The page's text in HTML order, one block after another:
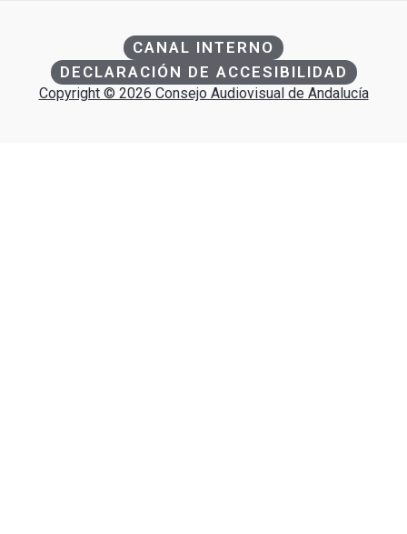
CANAL INTERNO
DECLARACIÓN DE ACCESIBILIDAD
Copyright © 2026 Consejo Audiovisual de Andalucía